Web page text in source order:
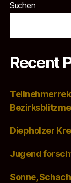
Suchen
Recent
Diepholzer
Jugend
Sonne,